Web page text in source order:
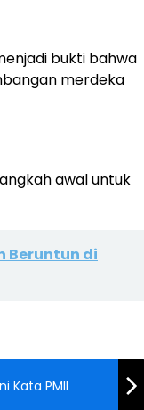
bukti bahwa
merdeka
awal untuk
Beruntun di
Kata PMII